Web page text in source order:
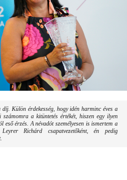
Külön érdekesség, hogy idén harminc éves a
a kitüntetés értékét, hiszen egy ilyen
érzés. A névadót személyesen is ismertem a
Richárd csapatvezetőként, én pedig